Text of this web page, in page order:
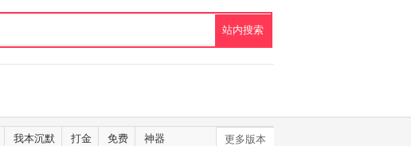
我本沉默 打金 免费 神器 更多版本